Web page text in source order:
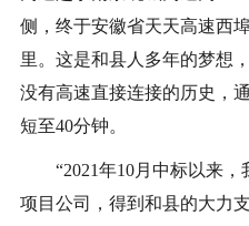
侧，终于安徽省天天高速西
里。这是和县人多年的梦想
没有高速直接连接的历史，
短至40分钟。
“2021年10月中标以来，
项目公司，得到和县的大力